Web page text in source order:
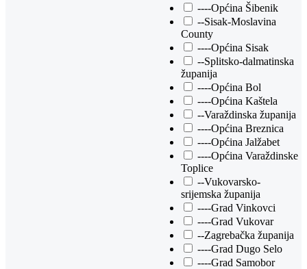
----Općina Šibenik
--Sisak-Moslavina
County
----Općina Sisak
--Splitsko-dalmatinska
županija
----Općina Bol
----Općina Kaštela
--Varaždinska županija
----Općina Breznica
----Općina Jalžabet
----Općina Varaždinske
Toplice
--Vukovarsko-
srijemska županija
----Grad Vinkovci
----Grad Vukovar
--Zagrebačka županija
----Grad Dugo Selo
----Grad Samobor